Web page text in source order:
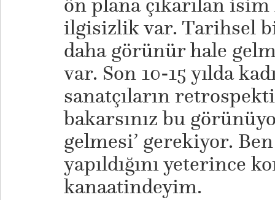
ön plana çıkarılan
ilgisizlik var. Tarihsel
daha görünür hale
var. Son 10-15 yılda
sanatçıların
bakarsınız bu
gelmesi’ gerekiyor.
yapıldığını yeterince
kanaatindeyim.